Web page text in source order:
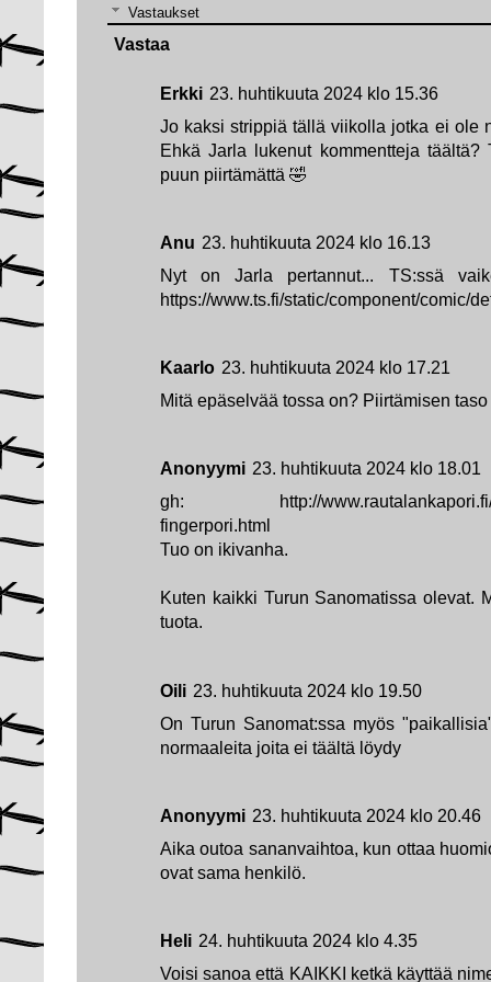
Vastaukset
Erkki 23. huhtikuuta 2024 klo 15.36
Jo kaksi strippiä tällä viikolla jotka ei ole
Ehkä Jarla lukenut kommentteja
puun piirtämättä 🤣
Anu 23. huhtikuuta 2024 klo 16.13
Nyt on Jarla pertannut... TS:ssä
https://www.ts.fi/static/component/comic/
Kaarlo 23. huhtikuuta 2024 klo 17.21
Mitä epäselvää tossa on? Piirtämisen
Anonyymi 23. huhtikuuta 2024 klo 18.01
gh: http://www.rautalankapori.fi/
fingerpori.html
Tuo on ikivanha.
Kuten kaikki Turun Sanomatissa olevat.
tuota.
Oili 23. huhtikuuta 2024 klo 19.50
On Turun Sanomat:ssa myös
normaaleita joita ei täältä löydy
Anonyymi 23. huhtikuuta 2024 klo 20.46
Aika outoa sananvaihtoa, kun ottaa
ovat sama henkilö.
Heli 24. huhtikuuta 2024 klo 4.35
Voisi sanoa että KAIKKI ketkä käyttää
Vastaa